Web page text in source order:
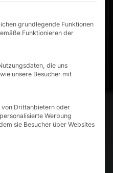
im 24/7-Betrieb und in
arbeiten.
lassen sich flexibel
oder im
garantieren maximale
es in der Produktion
Gruppen, für die eine
grundlegende Funktionen
Funktionieren der
die uns
unsere Besucher mit
Drittanbietern oder
Werbung
sie Besucher über Websites